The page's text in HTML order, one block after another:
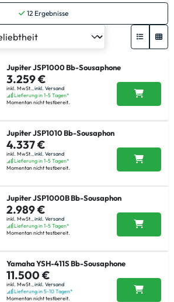
12Ergebnisse
Jupiter JSP1000 Bb-Sousaphone
3.259 €
inkl. MwSt.,inkl. Versand
Lieferung in 1-5 Tagen*
Momentan nicht testbereit.
Jupiter JSP1010 Bb-Sousaphon
4.337 €
inkl. MwSt., inkl. Versand
Lieferung in 1-5 Tagen*
Momentan nicht testbereit.
Jupiter JSP1000B Bb-Sousaphon
2.989 €
inkl. MwSt.,inkl. Versand
Lieferung in 1-5 Tagen*
Momentan nicht testbereit.
Yamaha YSH-411S Bb-Sousaphone
11.500 €
inkl. MwSt., inkl. Versand
Lieferung in 5-10 Tagen*
Momentan nicht testbereit.